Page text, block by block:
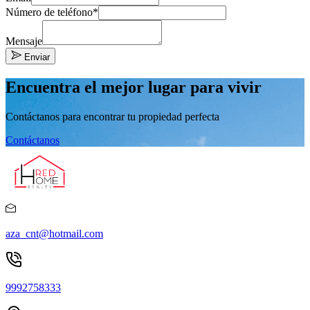
Número de teléfono*
Mensaje
Enviar
Encuentra el mejor lugar para vivir
Contáctanos para encontrar tu propiedad perfecta
Contáctanos
aza_cnt@hotmail.com
9992758333